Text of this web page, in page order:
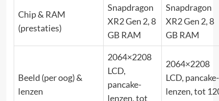
Chip & RAM
(prestaties)
Snapdragon
XR2 Gen 2, 8
GB RAM
Snapdragon
XR2 Gen 2, 8
GB RAM
Beeld (per oog) &
lenzen
2064×2208
LCD,
pancake-
lenzen, tot
2064×2208
LCD, pancake-
lenzen, tot